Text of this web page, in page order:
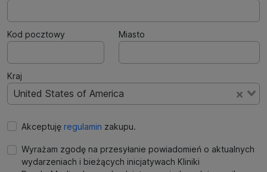
Kod pocztowy Miasto
Kraj
United States of America
Akceptuję regulamin zakupu.
Wyrażam zgodę na przesyłanie powiadomień o aktualnych
wydarzeniach i bieżących inicjatywach Kliniki